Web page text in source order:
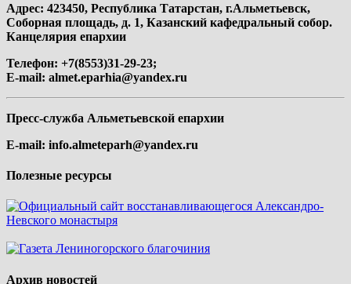
Адрес: 423450, Республика Татарстан, г.Альметьевск,
Соборная площадь, д. 1, Казанский кафедральный собор.
Канцелярия епархии
Телефон: +7(8553)31-29-23;
E-mail: almet.eparhia@yandex.ru
Пресс-служба Альметьевской епархии
E-mail: info.almeteparh@yandex.ru
Полезные ресурсы
Архив новостей